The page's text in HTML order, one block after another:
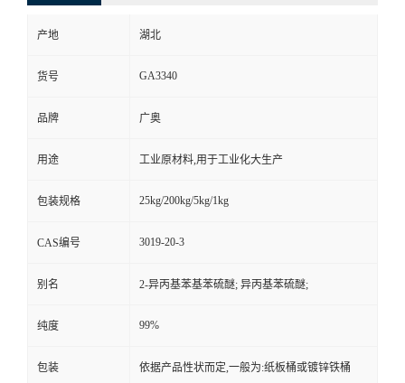
产地 湖北
货号 GA3340
品牌 广奥
用途 工业原材料,用于工业化大生产
包装规格 25kg/200kg/5kg/1kg
CAS编号 3019-20-3
别名 2-异丙基苯基苯硫醚; 异丙基苯硫醚;
纯度 99%
包装 依据产品性状而定,一般为:纸板桶或镀锌铁桶